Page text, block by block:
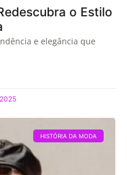
o Estilo
e elegância que
HISTÓRIA DA MODA